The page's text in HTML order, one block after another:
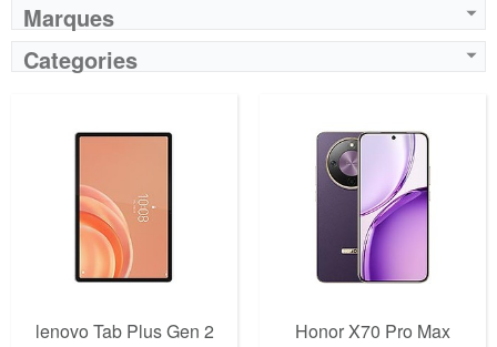
Marques
Categories
lenovo Tab Plus Gen 2 Honor X70 Pro Max